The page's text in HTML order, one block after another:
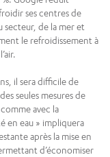
ses centres de
secteur, de la mer et
le refroidissement à
il sera difficile de
seules mesures de
avec la
en eau » impliquera
après la mise en
d’économiser